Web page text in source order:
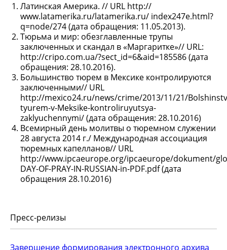
Латинская Америка. // URL http://
www.latamerika.ru/latamerika.ru/ index247e.html?
q=node/274 (дата обращения: 11.05.2013).
Тюрьма и мир: обезглавленные трупы
заключенных и скандал в «Маргаритке»// URL:
http://cripo.com.ua/?sect_id=6&aid=185586 (дата
обращения: 28.10.2016).
Большинство тюрем в Мексике контролируются
заключенными// URL
http://mexico24.ru/news/crime/2013/11/21/
tyurem-v-Meksike-kontroliruyutsya-
zaklyuchennymi/ (дата обращения: 28.10.2016)
Всемирный день молитвы о тюремном служении
28 августа 2014 г./ Международная ассоциация
тюремных капелланов// URL
http://www.ipcaeurope.org/ipcaeurope/dokument/
DAY-OF-PRAY-IN-RUSSIAN-in-PDF.pdf (дата
обращения 28.10.2016)
Пресс-релизы
Завершение формирования электронного архива